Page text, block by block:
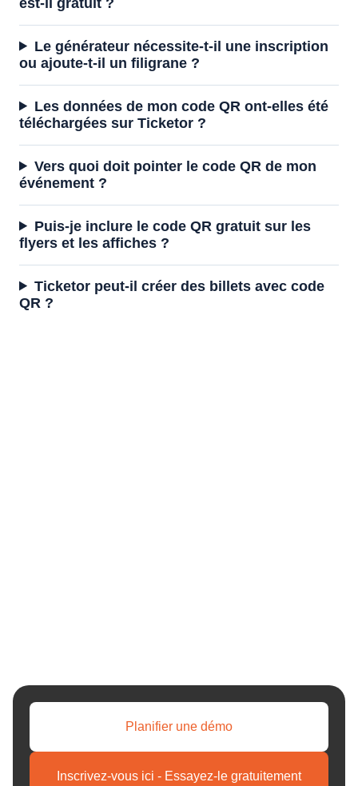
Le générateur nécessite-t-il une inscription
ou ajoute-t-il un filigrane ?
Les données de mon code QR ont-elles été
téléchargées sur Ticketor ?
Vers quoi doit pointer le code QR de mon
événement ?
Puis-je inclure le code QR gratuit sur les
flyers et les affiches ?
Ticketor peut-il créer des billets avec code
QR ?
Planifier une démo
Inscrivez-vous ici - Essayez-le gratuitement